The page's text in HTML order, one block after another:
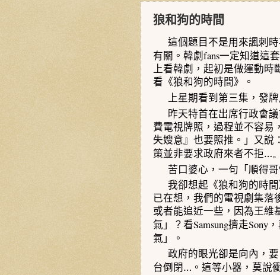
狼和狗的時間
這個題目不是用來諷刺
有關。韓劇 fans一定知道這
上看韓劇，起初是做運動時
看《狼和狗的時間》
。
上星期看到第三集， 發牌
昨天特首在出席行政會
費電視牌照，過程並不容易
失嫂意』也要照推。」又說
策並非要求政府來者不拒…。
苦口婆心，一句 「順得
我卻想起《狼和狗的時
已在想，我們的電視劇集落
或者能追近一些，因為王維
氣」？看Samsung擠走Sony
氣」。
政府的眼光卻是向內，要
台倒閉 … 。這等小器，莫說